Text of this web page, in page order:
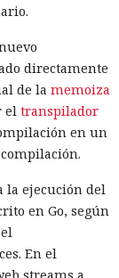
directamente
de la memoiza
el transpilador
en un
la ejecución del
en Go, según
En el